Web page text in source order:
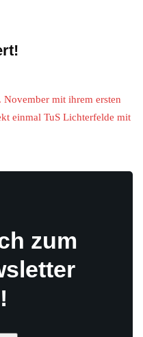
November mit ihrem ersten
einmal TuS Lichterfelde mit
zum